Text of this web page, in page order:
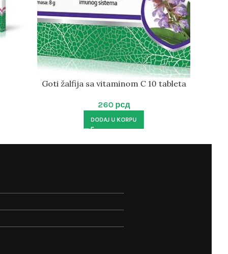
Goti žalfija sa vitaminom C 10 tableta
260 рсд
DODAJ U KORPU